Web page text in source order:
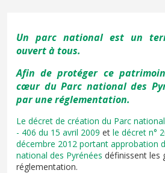
Un parc national est un
ouvert à tous.
Afin de protéger ce
cœur du Parc national des
par une réglementation.
Le décret de création du Parc
- 406 du 15 avril 2009 et le décret n°
décembre 2012 portant approbation
national des Pyrénées définissent les
réglementation.